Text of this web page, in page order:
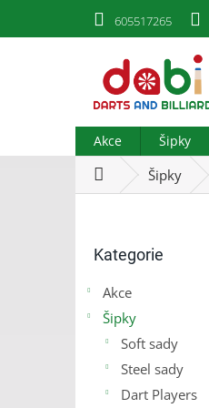
605517265
Akce Šipky
DomůŠipky
kategorie
Kategorie
Akce
Šipky
Soft sady
Steel sady
Dart Players